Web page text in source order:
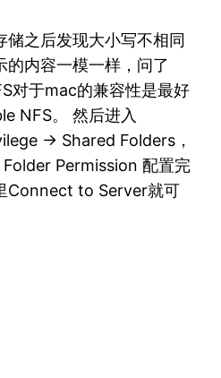
储之后发现大小写不相同
内容一模一样，问了
对于mac的兼容性是最好
NFS。 然后进入
-> Shared Folders，
Permission 配置完
Connect to Server就可